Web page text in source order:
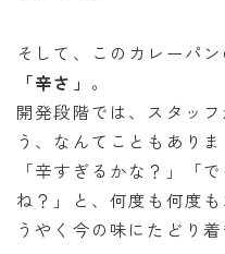
そして、このカレーパ
「辛さ」 。
開発段階では、スタッ
う、なんてこともありま
「辛すぎるかな？」「
ね？」と、何度も何度
うやく今の味にたどり着